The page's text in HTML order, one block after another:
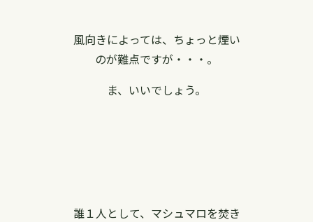
風向きによっては、ちょっと煙い
のが難点ですが・・・。
ま、いいでしょう。
誰１人として、マシュマロを焚き